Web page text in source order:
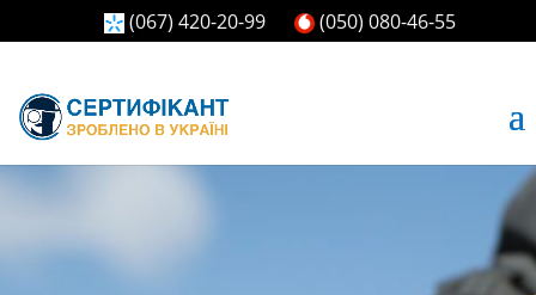
(067) 420-20-99 (050) 080-46-55